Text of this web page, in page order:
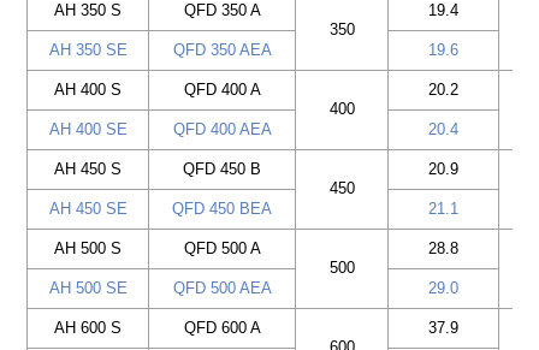
AH 350 S
QFD 350 A
350
19.4
AH 350 SE QFD 350 AEA 19.6
AH 400 S
QFD 400 A
400
20.2
AH 400 SE QFD 400 AEA 20.4
AH 450 S
QFD 450 B
450
20.9
AH 450 SE QFD 450 BEA 21.1
AH 500 S
QFD 500 A
500
28.8
AH 500 SE QFD 500 AEA 29.0
AH 600 S
QFD 600 A
37.9